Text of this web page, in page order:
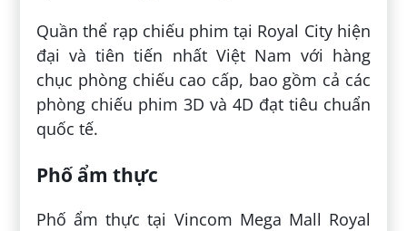
Quần thể rạp chiếu phim tại Royal City hiện
đại và tiên tiến nhất Việt Nam với hàng
chục phòng chiếu cao cấp, bao gồm cả các
phòng chiếu phim 3D và 4D đạt tiêu chuẩn
quốc tế.
Phố ẩm thực
Phố ẩm thực tại Vincom Mega Mall Royal